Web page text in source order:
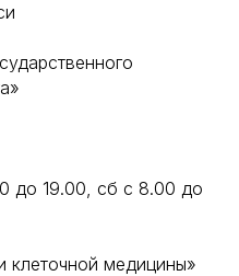
до 19.00, сб с 8.00 до
клеточной медицины»